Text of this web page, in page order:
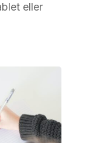
eller